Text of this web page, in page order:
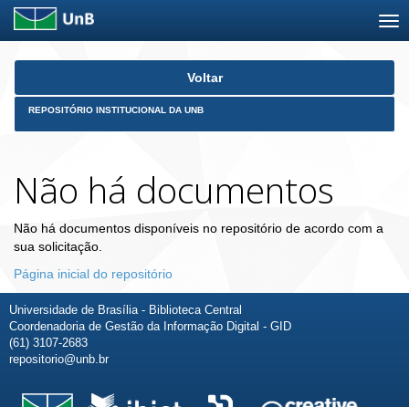
Skip
Voltar
REPOSITÓRIO INSTITUCIONAL DA UNB
Não há documentos
Não há documentos disponíveis no repositório de acordo com a
sua solicitação.
Página inicial do repositório
Universidade de Brasília - Biblioteca Central
Coordenadoria de Gestão da Informação Digital - GID
(61) 3107-2683
repositorio@unb.br